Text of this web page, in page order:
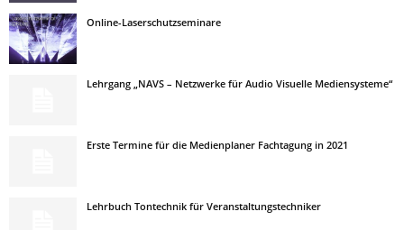
Online-Laserschutzseminare
Lehrgang „NAVS – Netzwerke für Audio Visuelle Mediensysteme“
Erste Termine für die Medienplaner Fachtagung in 2021
Lehrbuch Tontechnik für Veranstaltungstechniker